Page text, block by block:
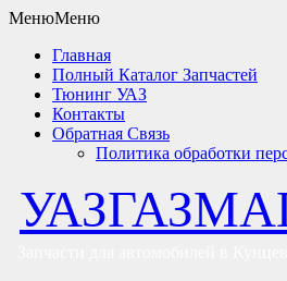
МенюМеню
Главная
Полный Каталог Запчастей
Тюнинг УАЗ
Контакты
Обратная Связь
Политика обработки